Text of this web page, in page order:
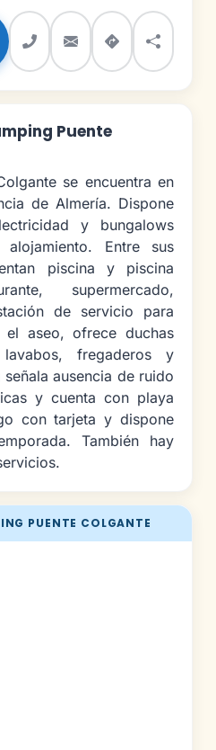
PUENTE COLGANTE
Puente
se encuentra en
de Almería. Dispone
y bungalows
Entre sus
piscina y piscina
supermercado,
de servicio para
el aseo, ofrece duchas
fregaderos y
ausencia de ruido
y cuenta con playa
con tarjeta y dispone
También hay